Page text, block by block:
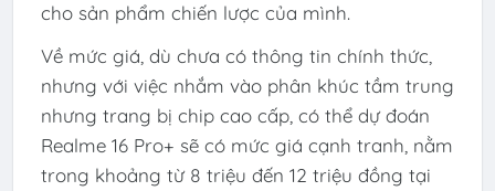
cho sản phẩm chiến lược của mình.
Về mức giá, dù chưa có thông tin chính thức,
nhưng với việc nhắm vào phân khúc tầm trung
nhưng trang bị chip cao cấp, có thể dự đoán
Realme 16 Pro+ sẽ có mức giá cạnh tranh, nằm
trong khoảng từ 8 triệu đến 12 triệu đồng tại